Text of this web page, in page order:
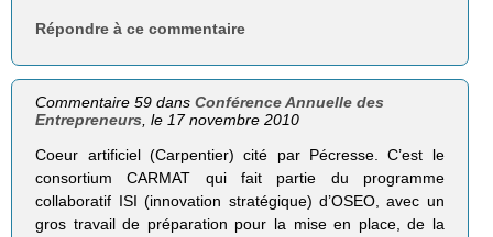
Répondre à ce commentaire
Commentaire 59 dansConférence Annuelle des
Entrepreneurs , le 17 novembre 2010
Coeur artificiel (Carpentier) cité par Pécresse. C’est le
consortium CARMAT qui fait partie du programme
collaboratif ISI (innovation stratégique) d’OSEO, avec un
gros travail de préparation pour la mise en place, de la